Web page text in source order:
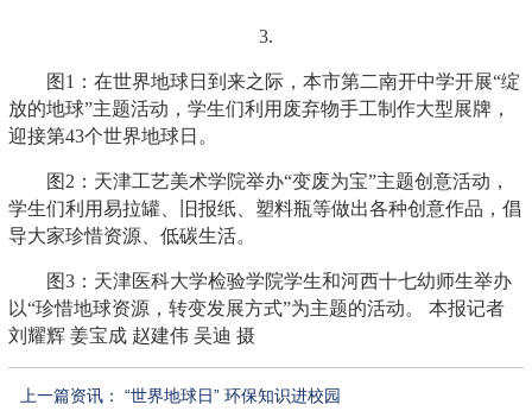
3.
图1：在世界地球日到来之际，本市第二南开中学开展“绽
放的地球”主题活动，学生们利用废弃物手工制作大型展牌，
迎接第43个世界地球日。
图2：天津工艺美术学院举办“变废为宝”主题创意活动，
学生们利用易拉罐、旧报纸、塑料瓶等做出各种创意作品，倡
导大家珍惜资源、低碳生活。
图3：天津医科大学检验学院学生和河西十七幼师生举办
以“珍惜地球资源，转变发展方式”为主题的活动。 本报记者
刘耀辉 姜宝成 赵建伟 吴迪 摄
上一篇资讯： “世界地球日” 环保知识进校园